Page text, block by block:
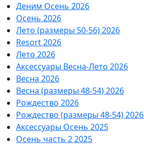
Деним Осень 2026
Осень 2026
Лето (размеры 50-56) 2026
Resort 2026
Лето 2026
Аксессуары Весна-Лето 2026
Весна 2026
Весна (размеры 48-54) 2026
Рождество 2026
Рождество (размеры 48-54) 2026
Аксессуары Осень 2025
Осень часть 2 2025